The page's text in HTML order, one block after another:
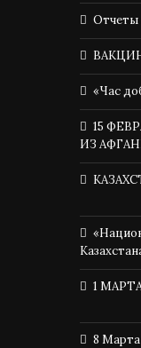
Отчеты
«Час
15
ИЗ
1
8